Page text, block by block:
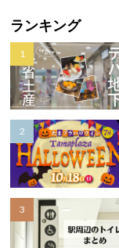
ランキング